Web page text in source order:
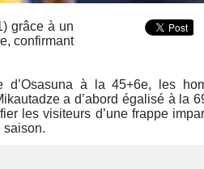
grâce à un
confirmant
d’Osasuna à la 45+6e, les
a d’abord égalisé à la
les visiteurs d’une frappe
saison.